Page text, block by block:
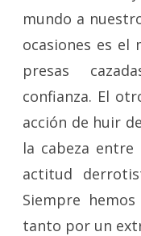
mundo a
ocasiones es el
presas
confianza. El
acción de huir
la cabeza entre
actitud
Siempre
tanto por un